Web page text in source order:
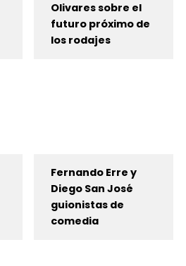
Olivares sobre el
futuro próximo de
los rodajes
Fernando Erre y
Diego San José
guionistas de
comedia